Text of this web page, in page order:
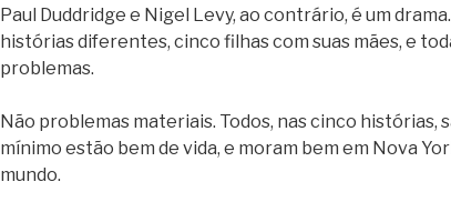
Paul Duddridge e Nigel Levy, ao contrário, é um
histórias diferentes, cinco filhas com suas mães, e
problemas.
Não problemas materiais. Todos, nas cinco histórias,
mínimo estão bem de vida, e moram bem em Nova
mundo.